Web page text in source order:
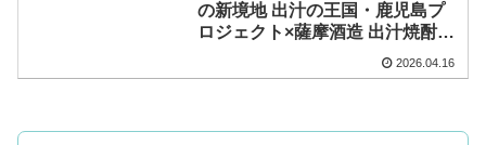
の新境地 出汁の王国・鹿児島プ
ロジェクト×薩摩酒造 出汁焼酎レ
2026.04.16